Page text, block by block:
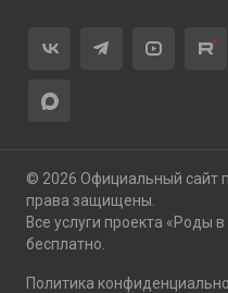
© 2026 Официальный сайт
права защищены.
Все услуги проекта «Роды
бесплатно.
Политика